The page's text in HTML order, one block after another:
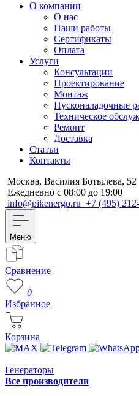
О компании
О нас
Наши работы
Сертификаты
Оплата
Услуги
Консультации
Проектирование
Монтаж
Пусконаладочные
Техническое
Ремонт
Доставка
Статьи
Контакты
Москва, Василия Ботылева, 52
Ежедневно с 08:00 до 19:00
info@pikenergo.ru +7 (495)
Меню
Сравнение
0
Избранное
Корзина
Генераторы
Все производители